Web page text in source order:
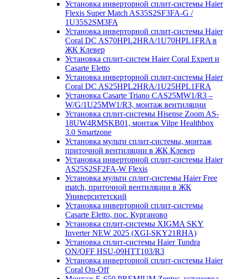
Установка инверторной сплит-системы Haier
Flexis Super Match AS35S2SF3FA-G /
1U35S2SM3FA
Установка инверторной сплит-системы Haier
Coral DC AS70HPL2HRA/1U70HPL1FRA в
ЖК Клевер
Установка сплит-систем Haier Coral Expert и
Casarte Eletto
Установка инверторной сплит-системы Haier
Coral DC AS25HPL2HRA/1U25HPL1FRA
Установка Casarte Triano CAS25MW1/R3 –
W/G/1U25MW1/R3, монтаж вентиляции
Установка сплит-системы Hisense Zoom AS-
18UW4RMSKB01, монтаж Vilpe Healthbox
3.0 Smartzone
Установка мульти сплит-системы, монтаж
приточной вентиляции в ЖК Клевер
Установка инверторной сплит-системы Haier
AS25S2SF2FA-W Flexis
Установка мульти сплит-системы Haier Free
match, приточной вентиляции в ЖК
Университетский
Установка инверторной сплит-системы
Casarte Eletto, пос. Курганово
Установка сплит-системы XIGMA SKY
Inverter NEW 2025 (XGI-SKY21RHA)
Установка сплит-системы Haier Tundra
ON/OFF HSU-09HTT103/R3
Установка инверторной сплит-системы Haier
Coral On-Off